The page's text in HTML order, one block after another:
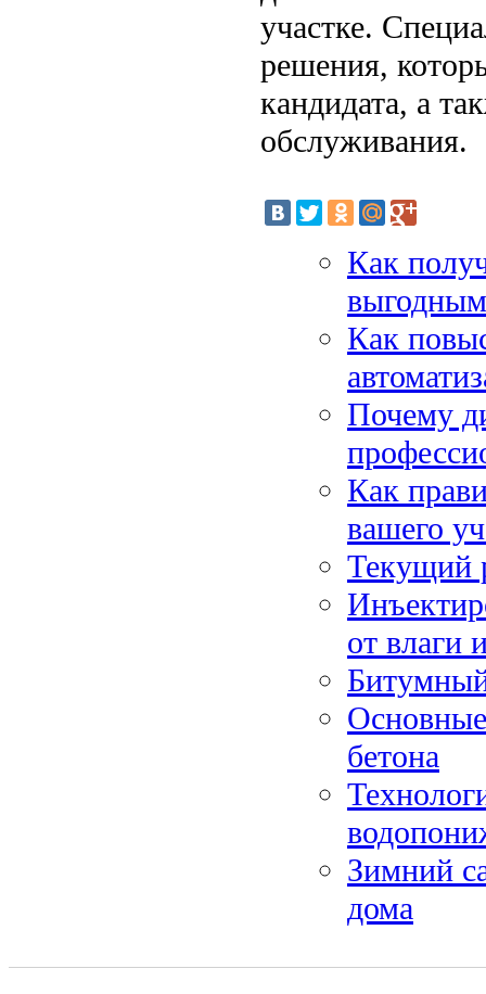
участке.
решения,
кандидата, а
обслуживания.
Как
Как
Почему
Как
вашего
Текущий
от влаги
бетона
Зимний
дома